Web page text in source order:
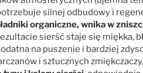
silnej odbudowy i
organiczne, wnika w
sierść staje się miękka,
na puszenie i bardziej
i sztucznych